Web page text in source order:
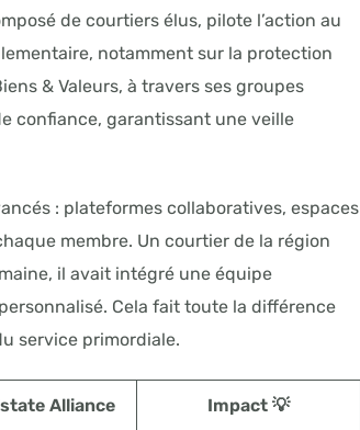
de courtiers élus, pilote l’action au
notamment sur la protection
& Valeurs, à travers ses groupes
confiance, garantissant une veille
: plateformes collaboratives, espaces
membre. Un courtier de la région
il avait intégré une équipe
Cela fait toute la différence
service primordiale.
Alliance Impact 💡